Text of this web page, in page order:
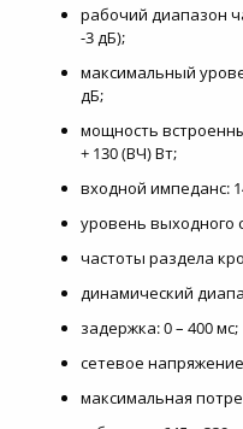
рабочий диапазон
-3 дБ);
максимальный
дБ;
мощность
+ 130 (ВЧ) Вт;
входной импеданс:
уровень выходного
частоты раздела
динамический
задержка: 0 – 400 мс;
сетевое
максимальная